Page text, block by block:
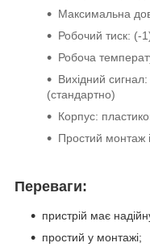
Максимальна
Робочий тиск:
Робоча
Вихідний
(стандартно)
Корпус:
Простий монтаж
Переваги:
пристрій має
простий у монтажі;